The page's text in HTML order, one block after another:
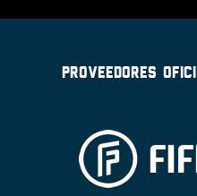
PROVEEDORES